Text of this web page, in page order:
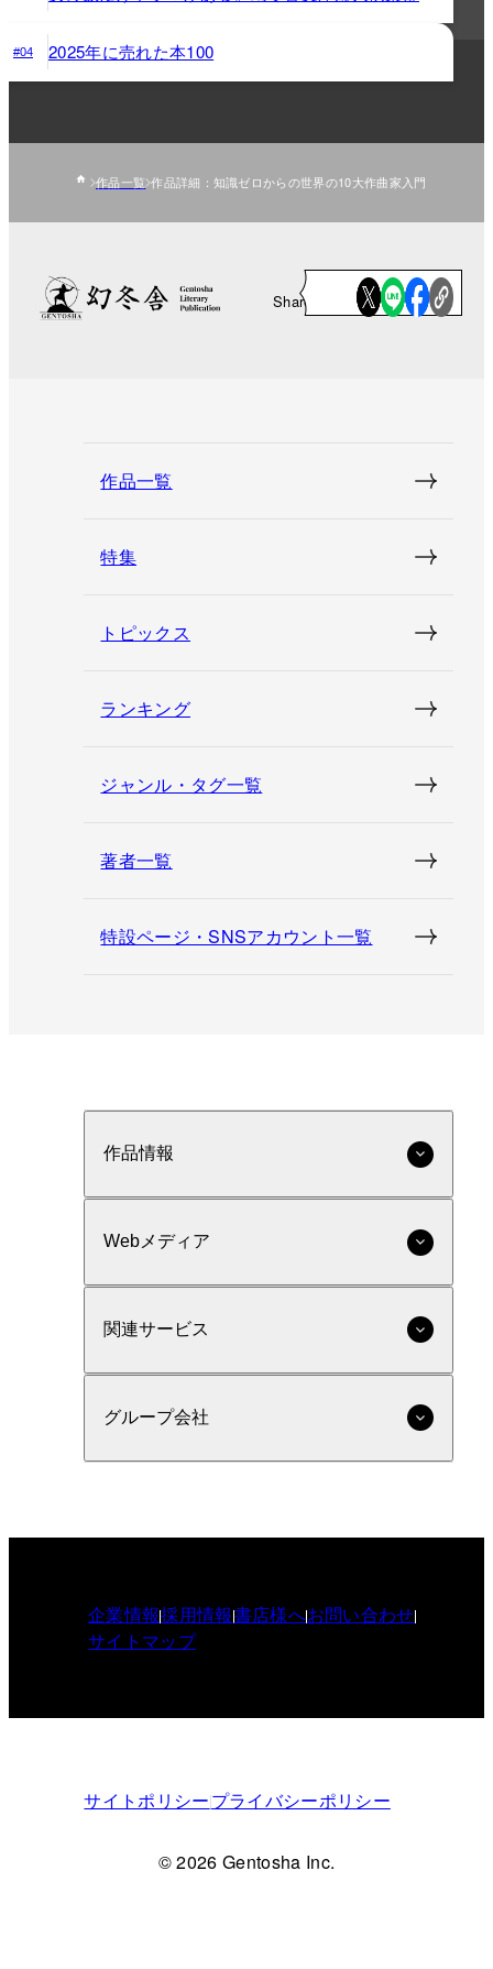
#04 2025年に売れた本100
作品一覧 作品詳細：知識ゼロからの世界の10大作曲家入門
Share
作品一覧
特集
トピックス
ランキング
ジャンル・タグ一覧
著者一覧
特設ページ・SNSアカウント一覧
作品情報
Webメディア
関連サービス
グループ会社
企業情報採用情報書店様へお問い合わせ
サイトマップ
サイトポリシープライバシーポリシー
© 2026 Gentosha Inc.